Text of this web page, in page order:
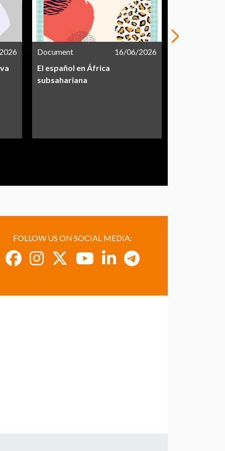
Document
16/06/2026
El español en África
subsahariana
FOLLOW US ON SOCIAL MEDIA: